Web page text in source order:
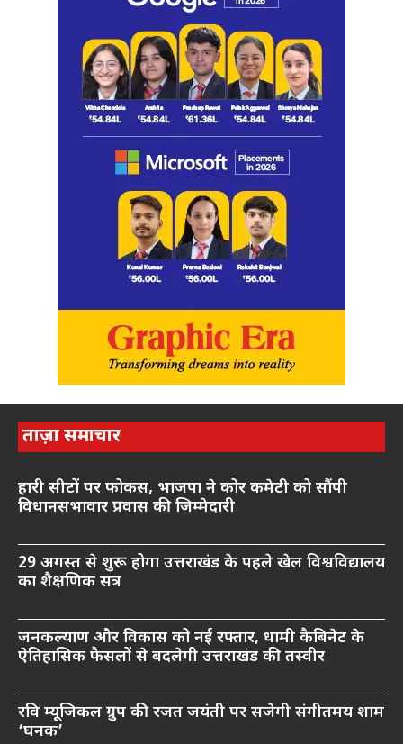
ताज़ा समाचार
हारी सीटों पर फोकस, भाजपा ने कोर कमेटी को सौंपी
विधानसभावार प्रवास की जिम्मेदारी
29 अगस्त से शुरू होगा उत्तराखंड के पहले खेल विश्वविद्यालय
का शैक्षणिक सत्र
जनकल्याण और विकास को नई रफ्तार, धामी कैबिनेट के
ऐतिहासिक फैसलों से बदलेगी उत्तराखंड की तस्वीर
रवि म्यूजिकल ग्रुप की रजत जयंती पर सजेगी संगीतमय शाम
‘घनक’